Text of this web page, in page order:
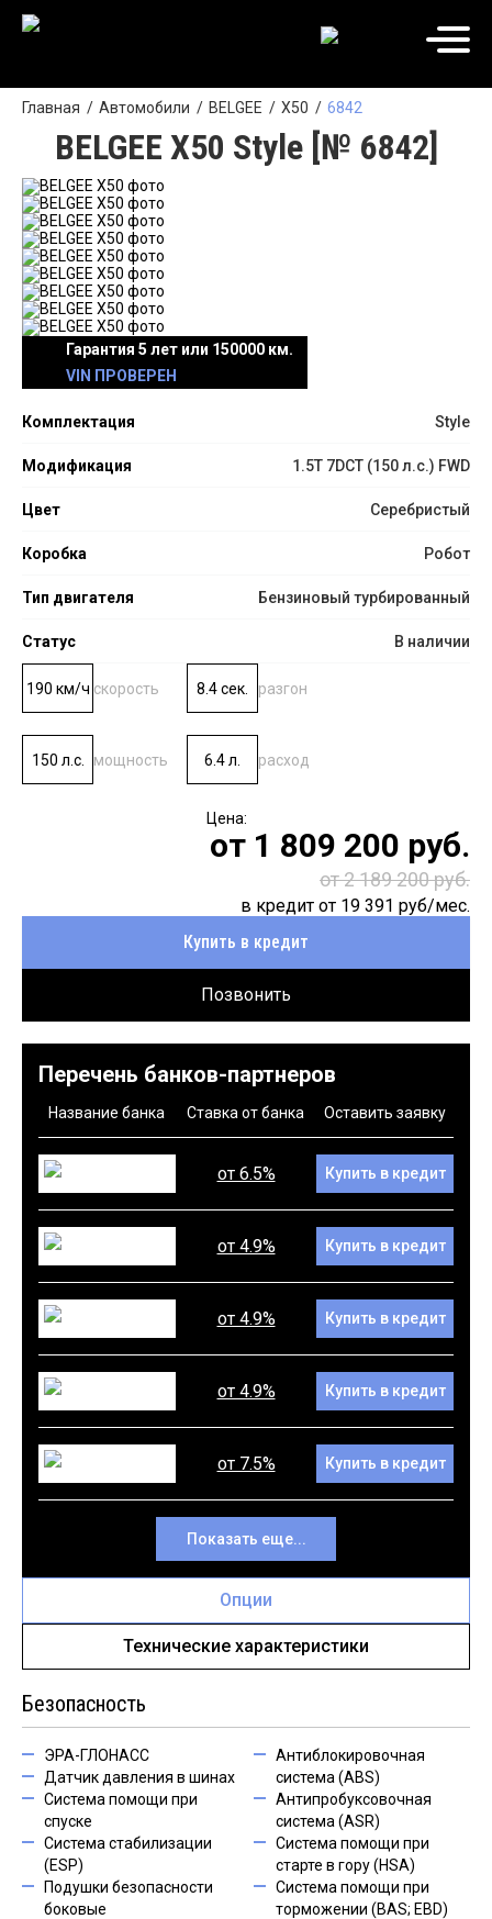
Главная Автомобили BELGEE X50 6842
BELGEE X50 Style [№ 6842]
Гарантия 5 лет или 150000 км.
VIN ПРОВЕРЕН
Комплектация Style
Модификация 1.5T 7DCT (150 л.с.) FWD
Цвет Серебристый
Коробка Робот
Тип двигателя Бензиновый турбированный
Статус В наличии
190 км/ч скорость 8.4 сек. разгон
150 л.с. мощность 6.4 л. расход
от 1 809 200 руб.
от 2 189 200 руб.
в кредит от 19 391 руб/мес.
Купить в кредит
Позвонить
Перечень банков-партнеров
Название банка Ставка от банка Оставить заявку
от 6.5% Купить в кредит
от 4.9% Купить в кредит
от 4.9% Купить в кредит
от 4.9% Купить в кредит
от 7.5% Купить в кредит
Показать еще...
Опции
Технические характеристики
Безопасность
ЭРА-ГЛОНАСС
Датчик давления в шинах
Система помощи при
спуске
Система стабилизации
(ESP)
Подушки безопасности
боковые
Антиблокировочная
система (ABS)
Антипробуксовочная
система (ASR)
Система помощи при
старте в гору (HSA)
Система помощи при
торможении (BAS; EBD)